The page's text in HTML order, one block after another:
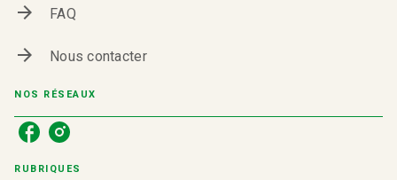
arrow_forward FAQ
arrow_forward Nous contacter
NOS RÉSEAUX
RUBRIQUES